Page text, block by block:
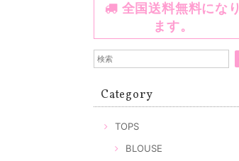
全国送料無料になり
ます。
Category
TOPS
BLOUSE